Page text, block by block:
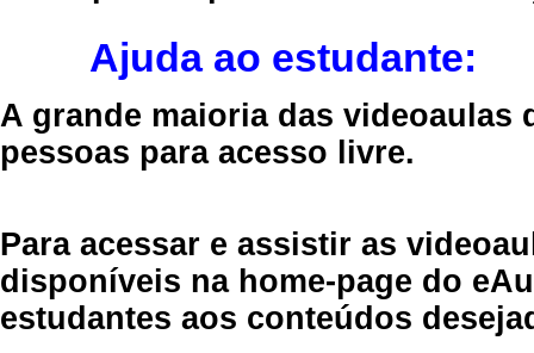
Ajuda ao estudante:
A grande maioria das videoaulas
pessoas para acesso livre.
Para acessar e assistir as
disponíveis na home-page do
estudantes aos conteúdos